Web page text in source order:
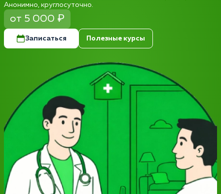
Анонимно, круглосуточно.
от 5 000 ₽
Записаться Полезные курсы